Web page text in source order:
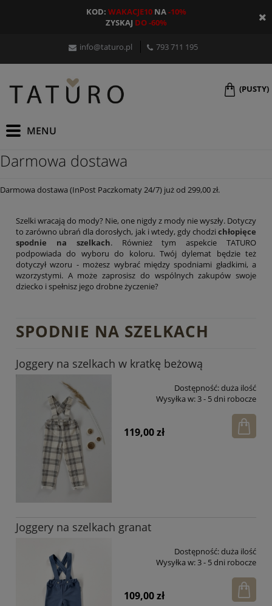
KOD: WAKACJE10 NA-10%
ZYSKAJ DO -60%
info@taturo.pl 793 711 195
(PUSTY)
Darmowa dostawa
Darmowa dostawa (InPost Paczkomaty 24/7) już od 299,00 zł.
Szelki wracają do mody? Nie, one nigdy z mody nie wyszły. Dotyczy
to zarówno ubrań dla dorosłych, jak i wtedy, gdy chodzi chłopięce
spodnie na szelkach. Również tym aspekcie TATURO
podpowiada do wyboru do koloru. Twój dylemat będzie też
dotyczył wzoru - możesz wybrać między spodniami gładkimi, a
wzorzystymi. A może zaprosisz do wspólnych zakupów swoje
dziecko i spełnisz jego drobne życzenie?
SPODNIE NA SZELKACH
Joggery na szelkach w kratkę beżową
Dostępność:duża ilość
Wysyłka w:3 - 5 dni robocze
119,00 zł
Joggery na szelkach granat
Dostępność:duża ilość
Wysyłka w:3 - 5 dni robocze
109,00 zł